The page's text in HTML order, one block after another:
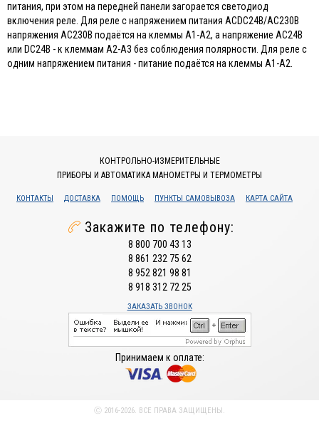
питания, при этом на передней панели загорается светодиод
включения реле. Для реле с напряжением питания ACDC24В/AC230В
напряжения AC230В подаётся на клеммы А1-А2, а напряжение AC24В
или DC24В - к клеммам А2-А3 без соблюдения полярности. Для реле с
одним напряжением питания - питание подаётся на клеммы А1-А2.
КОНТРОЛЬНО-ИЗМЕРИТЕЛЬНЫЕ
ПРИБОРЫ И АВТОМАТИКА МАНОМЕТРЫ И ТЕРМОМЕТРЫ
КОНТАКТЫ ДОСТАВКА ПОМОЩЬ ПУНКТЫ САМОВЫВОЗА КАРТА САЙТА
Закажите по телефону:
8 800 700 43 13
8 861 232 75 62
8 952 821 98 81
8 918 312 72 25
ЗАКАЗАТЬ ЗВОНОК
Принимаем к оплате:
Ⓒ 2016-2026. ВСЕ ПРАВА ЗАЩИЩЕНЫ.